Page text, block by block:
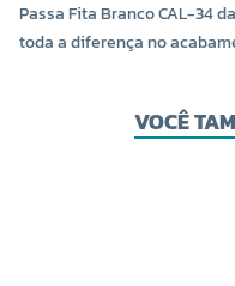
Passa Fita Branco CAL-34
toda a diferença no
VOCÊ